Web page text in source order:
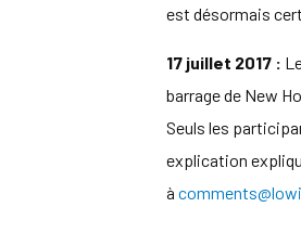
est désormais
17 juillet 2017 :
barrage de New
Seuls les
explication
à